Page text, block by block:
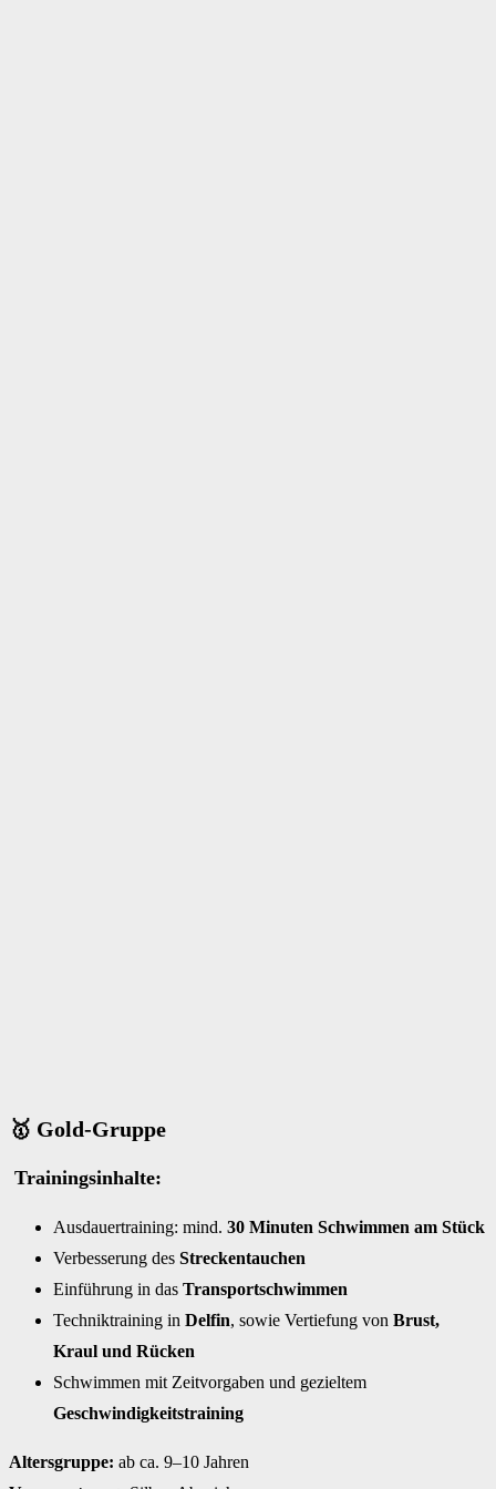
🥇 Gold-Gruppe
Trainingsinhalte:
Ausdauertraining: mind. 30 Minuten Schwimmen am Stück
Verbesserung des Streckentauchen
Einführung in das Transportschwimmen
Techniktraining in Delfin, sowie Vertiefung von Brust,
Kraul und Rücken
Schwimmen mit Zeitvorgaben und gezieltem
Geschwindigkeitstraining
Altersgruppe: ab ca. 9–10 Jahren